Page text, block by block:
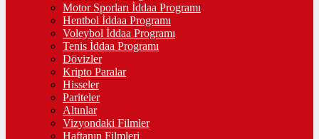
Motor Sporları İddaa Programı
Hentbol İddaa Programı
Voleybol İddaa Programı
Tenis İddaa Programı
Dövizler
Kripto Paralar
Hisseler
Pariteler
Altınlar
Vizyondaki Filmler
Haftanın Filmleri